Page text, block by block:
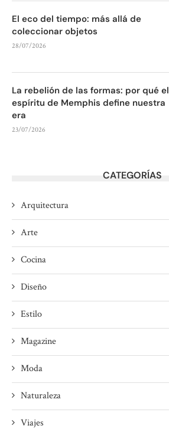
El eco del tiempo: más allá de
coleccionar objetos
28/07/2026
La rebelión de las formas: por qué el
espíritu de Memphis define nuestra
era
23/07/2026
CATEGORÍAS
Arquitectura
Arte
Cocina
Diseño
Estilo
Magazine
Moda
Naturaleza
Viajes